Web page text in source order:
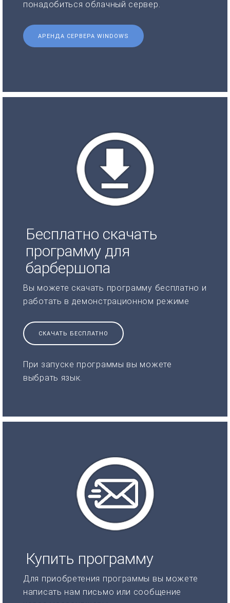
понадобиться облачный сервер.
АРЕНДА СЕРВЕРА WINDOWS
Бесплатно скачать
программу для
барбершопа
Вы можете скачать программу бесплатно и
работать в демонстрационном режиме
СКАЧАТЬ БЕСПЛАТНО
При запуске программы вы можете
выбрать язык.
Купить программу
Для приобретения программы вы можете
написать нам письмо или сообщение